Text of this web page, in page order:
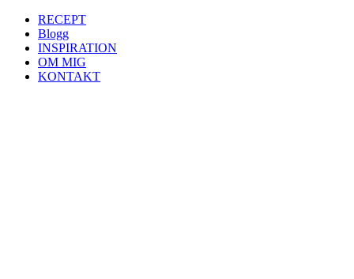
RECEPT
Blogg
INSPIRATION
OM MIG
KONTAKT